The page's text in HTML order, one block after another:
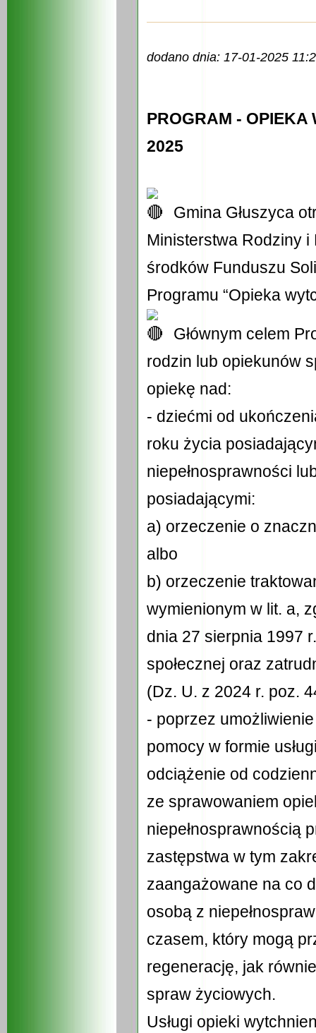
dodano dnia: 17-01-2025
PROGRAM - OPIEKA
2025
Gmina Głuszyca
Ministerstwa Rodziny
środków Funduszu
Programu “Opieka
Głównym celem
rodzin lub opiekunów
opiekę nad:
- dziećmi od
roku życia
niepełnosprawności
posiadającymi:
a) orzeczenie o
albo
b) orzeczenie
wymienionym w lit. a,
dnia 27 sierpnia 1997
społecznej oraz
(Dz. U. z 2024 r. poz.
- poprzez
pomocy w formie
odciążenie od
ze sprawowaniem
niepełnosprawnością
zastępstwa w tym
zaangażowane na co
osobą z
czasem, który mogą
regenerację, jak
spraw życiowych.
Usługi opieki